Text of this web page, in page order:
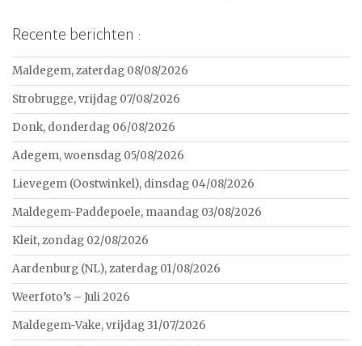
Recente berichten :
Maldegem, zaterdag 08/08/2026
Strobrugge, vrijdag 07/08/2026
Donk, donderdag 06/08/2026
Adegem, woensdag 05/08/2026
Lievegem (Oostwinkel), dinsdag 04/08/2026
Maldegem-Paddepoele, maandag 03/08/2026
Kleit, zondag 02/08/2026
Aardenburg (NL), zaterdag 01/08/2026
Weerfoto’s – Juli 2026
Maldegem-Vake, vrijdag 31/07/2026